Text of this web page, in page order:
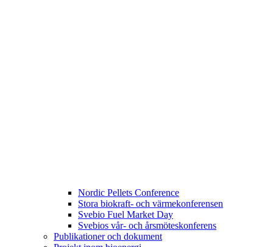
Nordic Pellets Conference
Stora biokraft- och värmekonferensen
Svebio Fuel Market Day
Svebios vår- och årsmöteskonferens
Publikationer och dokument